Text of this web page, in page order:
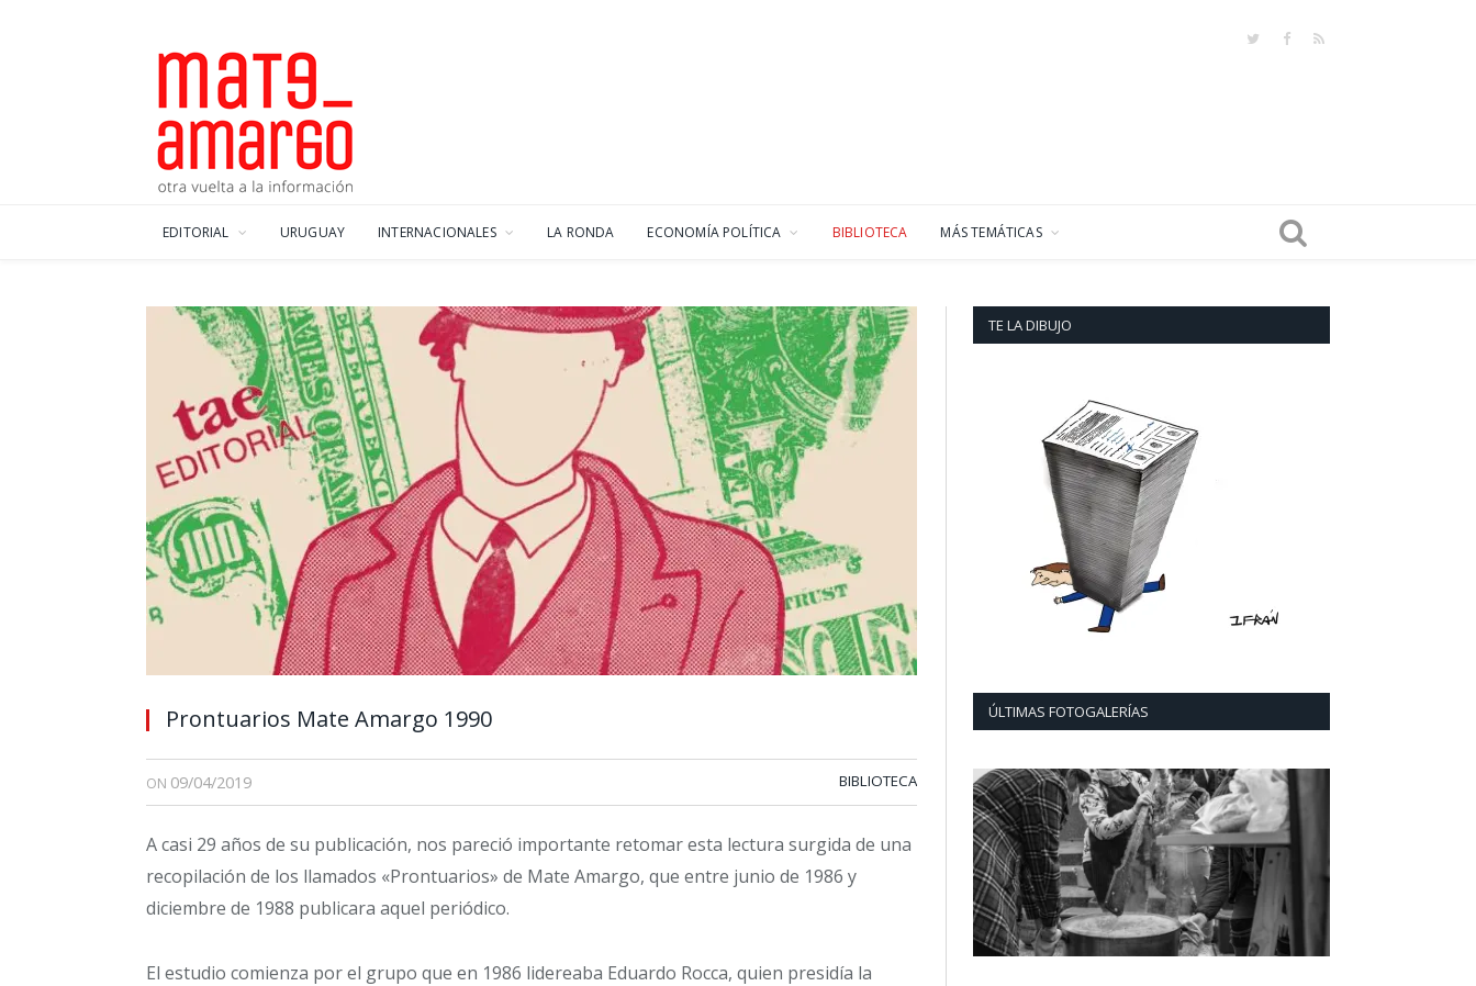
TwitterFacebook
RSS
EDITORIAL URUGUAY INTERNACIONALES LA RONDA ECONOMÍA POLÍTICA BIBLIOTECA MÁS TEMÁTICAS
Prontuarios Mate Amargo 1990
ON 09/04/2019 BIBLIOTECA
A casi 29 años de su publicación, nos pareció importante retomar esta lectura surgida de una
recopilación de los llamados «Prontuarios» de Mate Amargo, que entre junio de 1986 y
diciembre de 1988 publicara aquel periódico.
El estudio comienza por el grupo que en 1986 lidereaba Eduardo Rocca, quien presidía la
TE LA DIBUJO
ÚLTIMAS FOTOGALERÍAS